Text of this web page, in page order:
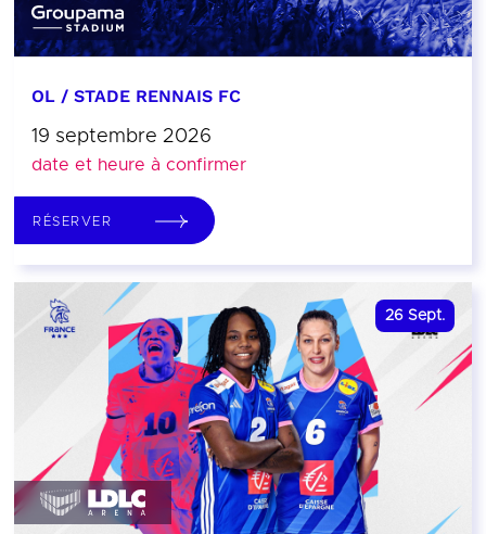
OL / STADE RENNAIS FC
19 septembre 2026
date et heure à confirmer
RÉSERVER
26 Sept.